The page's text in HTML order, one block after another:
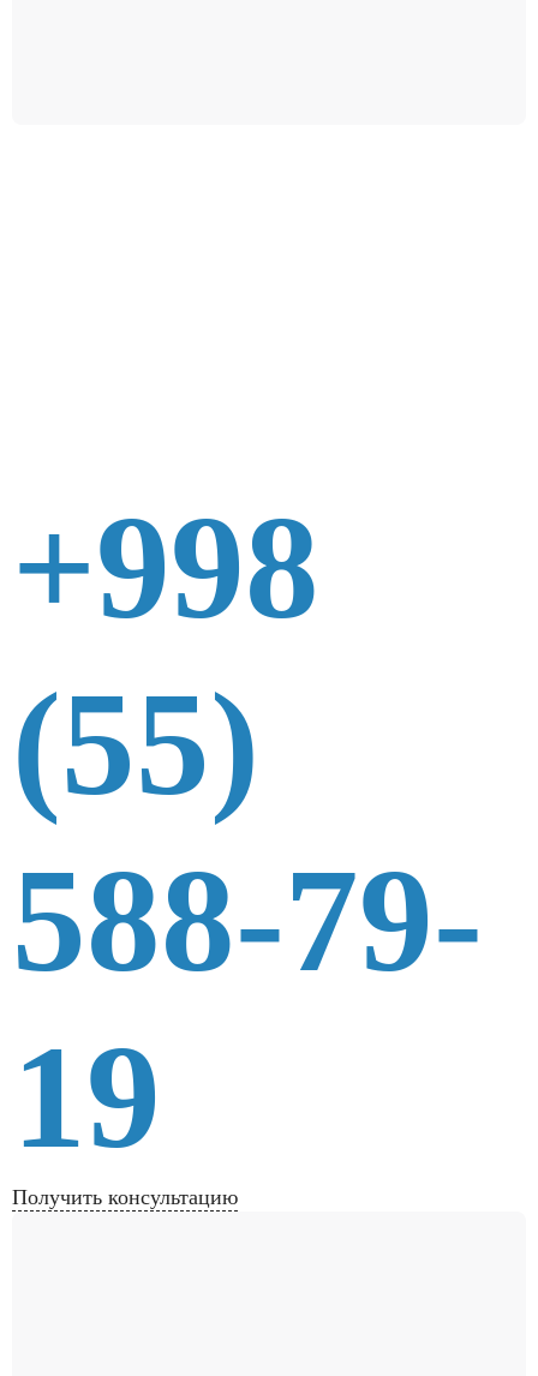
+998
(55)
588-79-
19
Получить консультацию